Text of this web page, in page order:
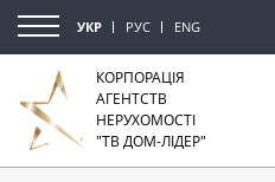
УКР РУС ENG
КОРПОРАЦІЯ
АГЕНТСТВ
НЕРУХОМОСТІ
"ТВ ДОМ-ЛІДЕР"